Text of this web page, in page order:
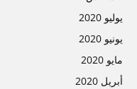
يوليو 2020
يونيو 2020
مايو 2020
أبريل 2020